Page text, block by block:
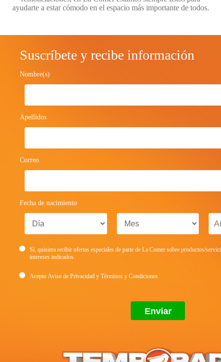
ayudarte a estar cómodo en el espacio más importante de todos.
Suscríbete y recibe información
Nombre(s)
Apellidos
Correo
Fecha de nacimiento
Sí, quisiera recibir ofertas especiales de parte de La Comer sobre productos/
intereses indicados.
Acepto Aviso de Privacidad y Términos y Condiciones